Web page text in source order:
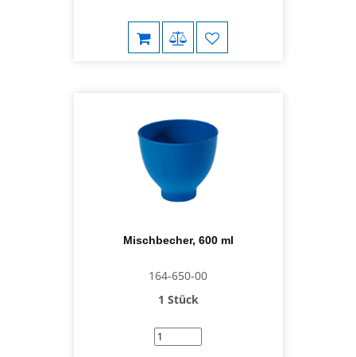
Mischbecher, 600 ml
164-650-00
1 Stück